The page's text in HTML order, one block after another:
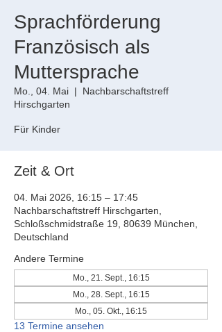
Sprachförderung
Französisch als
Muttersprache
Mo., 04. Mai
  |
Nachbarschaftstreff
Hirschgarten
Für Kinder
Zeit & Ort
04. Mai 2026, 16:15 – 17:45
Nachbarschaftstreff Hirschgarten,
Schloßschmidstraße 19, 80639 München,
Deutschland
Andere Termine
Mo., 21. Sept., 16:15
Mo., 28. Sept., 16:15
Mo., 05. Okt., 16:15
13 Termine ansehen